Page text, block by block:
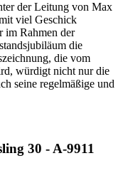
der Leitung von Max
viel Geschick
im Rahmen der
die
die vom
würdigt nicht nur die
seine regelmäßige und
30 - A-9911